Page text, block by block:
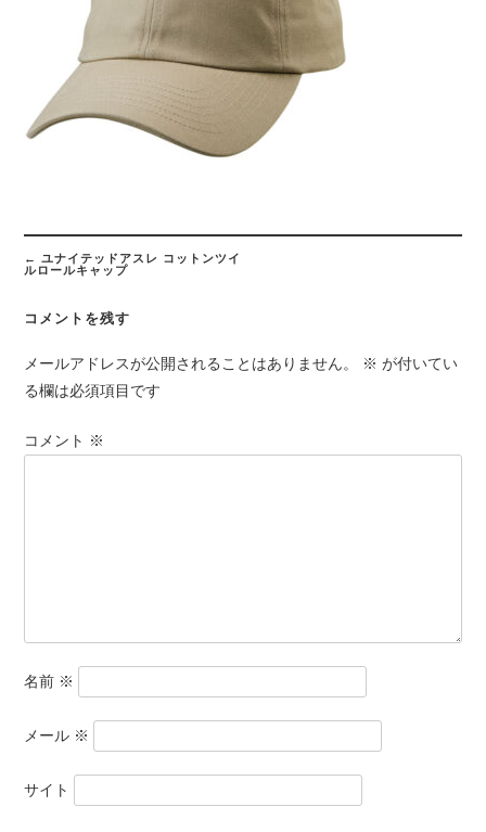
Post
navigation
← ユナイテッドアスレ コットンツイ
ルロールキャップ
コメントを残す
メールアドレスが公開されることはありません。 ※ が付いてい
る欄は必須項目です
コメント ※
名前 ※
メール ※
サイト